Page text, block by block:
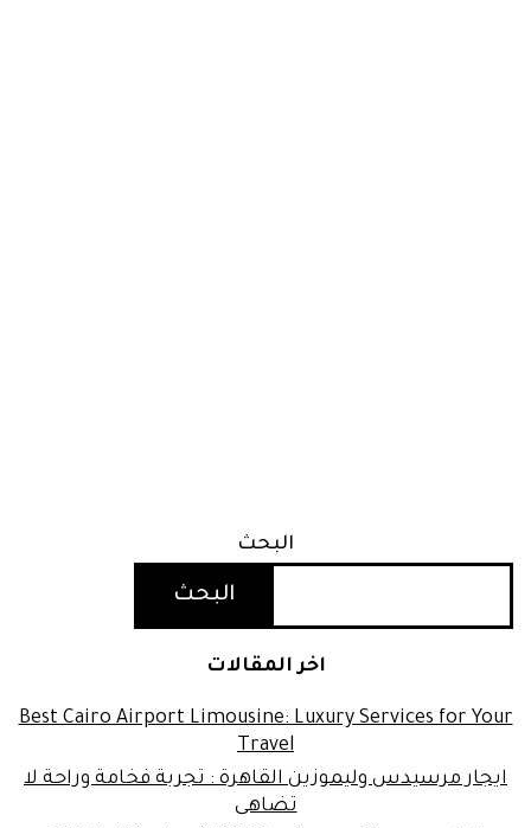
البحث
البحث
اخر المقالات
Best Cairo Airport Limousine: Luxury Services for Your
Travel
ايجار مرسيدس وليموزين القاهرة : تجربة فخامة وراحة لا
تضاهى